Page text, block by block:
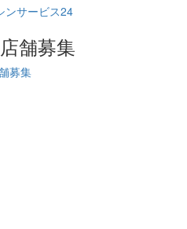
サービス24
舗募集
募集